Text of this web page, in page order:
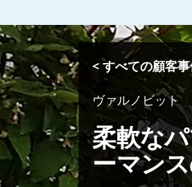
に
ス
キ
ッ
プ
す
る
< すべての顧客
ヴァルノビット
柔軟な
ーマン